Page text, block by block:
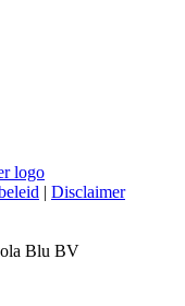
| Disclaimer
Blu BV